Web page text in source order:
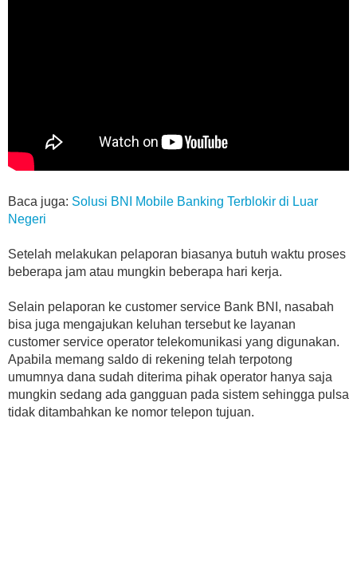
Baca juga: Solusi BNI Mobile Banking Terblokir di Luar
Negeri
Setelah melakukan pelaporan biasanya butuh waktu proses
beberapa jam atau mungkin beberapa hari kerja.
Selain pelaporan ke customer service Bank BNI, nasabah
bisa juga mengajukan keluhan tersebut ke layanan
customer service operator telekomunikasi yang digunakan.
Apabila memang saldo di rekening telah terpotong
umumnya dana sudah diterima pihak operator hanya saja
mungkin sedang ada gangguan pada sistem sehingga pulsa
tidak ditambahkan ke nomor telepon tujuan.